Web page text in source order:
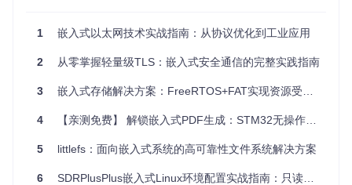
象层、FAT核心层和应用接口层三个独立模块。这种架构类似
不同类型的存储硬件打交道；FAT核心层好比厨师团队，处理
洁的操作界面。
1 嵌入式以太网技术实战指南：从协议优化到工业应用
2 从零掌握轻量级TLS：嵌入式安全通信的完整实践指南
3 嵌入式存储解决方案：FreeRTOS+FAT实现资源受限环境下可靠数据管理的创新方法
4 【亲测免费】 解锁嵌入式PDF生成：STM32无操作系统平台实战指南
5 littlefs：面向嵌入式系统的高可靠性文件系统解决方案
6 SDRPlusPlus嵌入式Linux环境配置实战指南：只读文件系统下的持久化方案